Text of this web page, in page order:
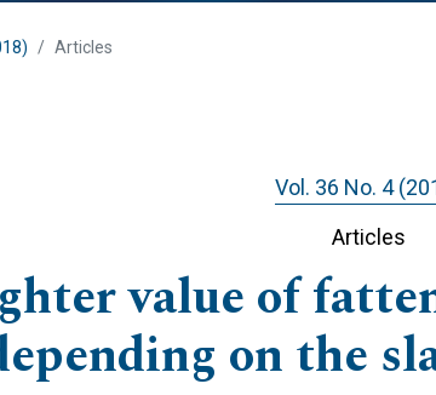
Articles
Vol. 36 No. 4
Articles
value of
on the